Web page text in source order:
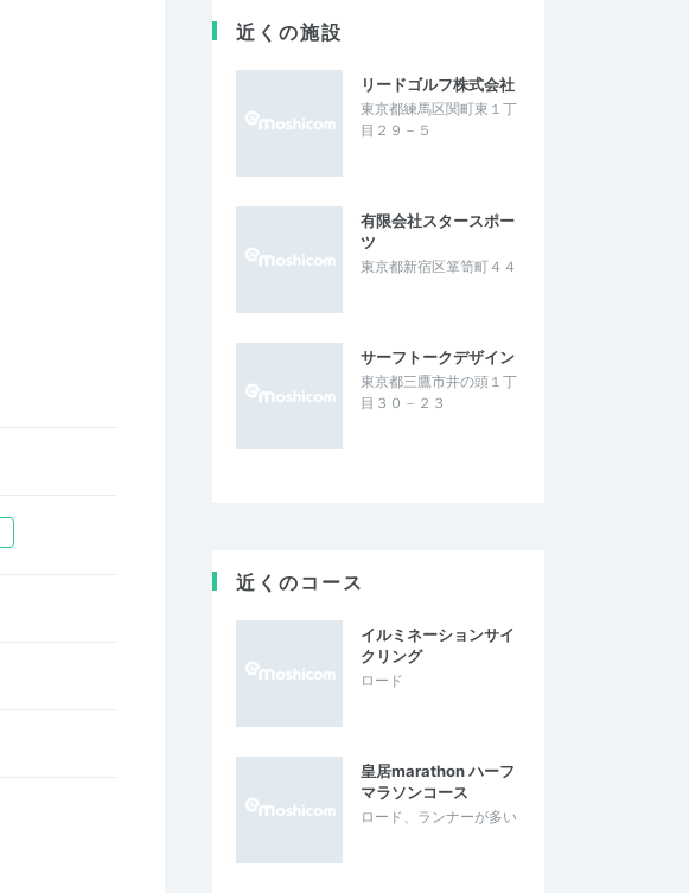
近くの施設
リードゴルフ株式会社
東京都練馬区関町東１丁
目２９－５
有限会社スタースポー
ツ
東京都新宿区箪笥町４４
サーフトークデザイン
東京都三鷹市井の頭１丁
目３０－２３
近くのコース
イルミネーションサイ
クリング
ロード
皇居marathon ハーフ
マラソンコース
ロード、ランナーが多い